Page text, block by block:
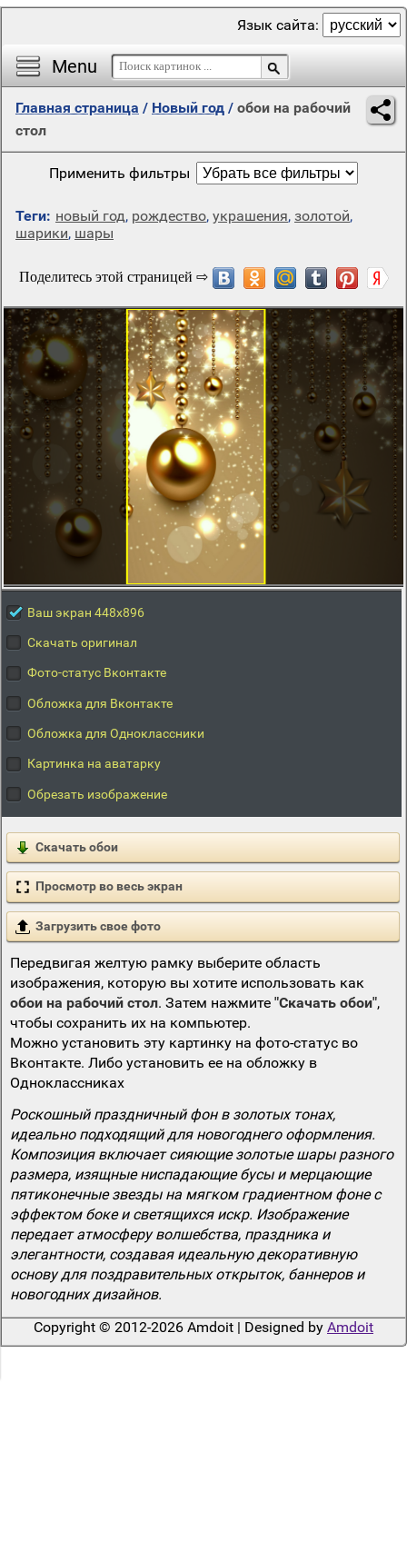
Menu
Язык сайта:
Главная страница / Новый год / обои на рабочий
стол
Применить фильтры
Теги: новый год, рождество, украшения, золотой,
шарики, шары
Ваш экран 448x896
Скачать оригинал
Фото-статус Вконтакте
Обложка для Вконтакте
Обложка для Одноклассники
Картинка на аватарку
Обрезать изображение
Скачать обои
Просмотр во весь экран
Загрузить свое фото
Передвигая желтую рамку выберите область
изображения, которую вы хотите использовать как
обои на рабочий стол. Затем нажмите "Скачать обои",
чтобы сохранить их на компьютер.
Можно установить эту картинку на фото-статус во
Вконтакте. Либо установить ее на обложку в
Одноклассниках
Роскошный праздничный фон в золотых тонах,
идеально подходящий для новогоднего оформления.
Композиция включает сияющие золотые шары разного
размера, изящные ниспадающие бусы и мерцающие
пятиконечные звезды на мягком градиентном фоне с
эффектом боке и светящихся искр. Изображение
передает атмосферу волшебства, праздника и
элегантности, создавая идеальную декоративную
основу для поздравительных открыток, баннеров и
новогодних дизайнов.
Copyright © 2012-2026 Amdoit | Designed by Amdoit